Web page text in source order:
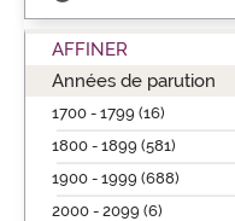
AFFINER
Années de parution
1700 - 1799 (16)
1800 - 1899 (581)
1900 - 1999 (688)
2000 - 2099 (6)